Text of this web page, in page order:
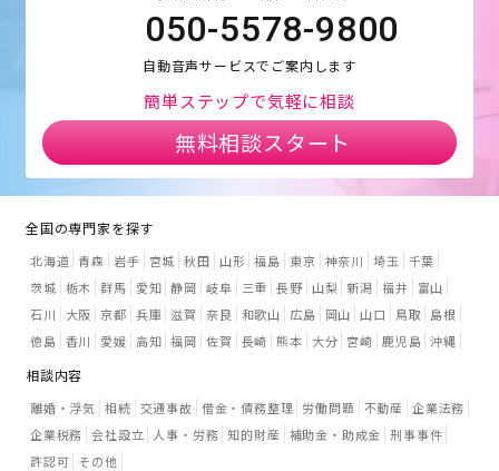
050-5578-9800
自動音声サービスでご案内します
簡単ステップで気軽に相談
無料相談スタート
全国の専門家を探す
北海道 青森 岩手 宮城 秋田 山形 福島 東京 神奈川 埼玉
千葉
茨城 栃木 群馬 愛知 静岡 岐阜 三重 長野 山梨 新潟 福井
富山
石川
大阪 京都 兵庫 滋賀 奈良 和歌山 広島 岡山 山口 鳥取
島根
徳島 香川 愛媛 高知 福岡 佐賀 長崎 熊本 大分 宮崎 鹿児島 沖縄
相談内容
離婚・浮気 相続 交通事故 借金・債務整理 労働問題 不動産 企業法務
企業税務 会社設立 人事・労務 知的財産 補助金・助成金 刑事事件
許認可 その他